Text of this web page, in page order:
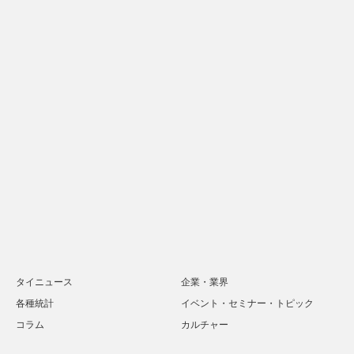
タイニュース
企業・業界
各種統計
イベント・セミナー・トピック
コラム
カルチャー